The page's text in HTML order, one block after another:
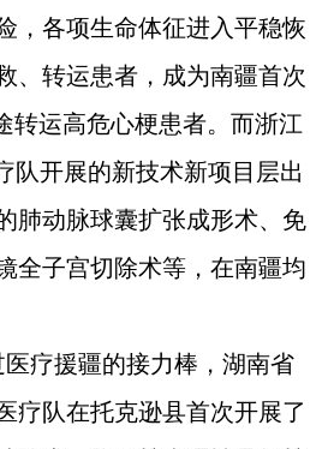
，各项生命体征进入平稳恢
、转运患者，成为南疆首次
转运高危心梗患者。而浙江
队开展的新技术新项目层出
肺动脉球囊扩张成形术、免
全子宫切除术等，在南疆均
医疗援疆的接力棒，湖南省
疗队在托克逊县首次开展了